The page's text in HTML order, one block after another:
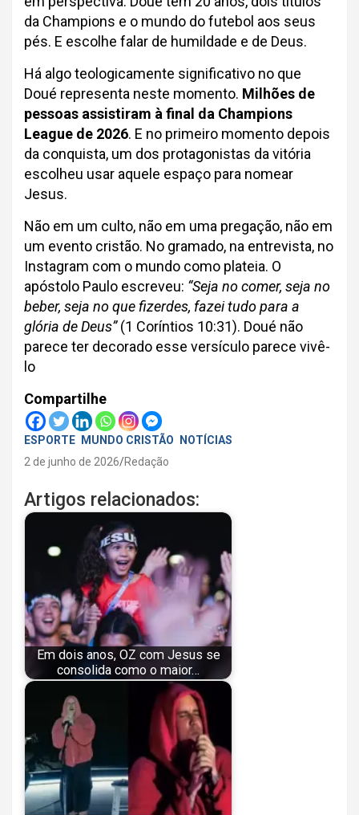
da Champions e o mundo do futebol aos seus
pés. E escolhe falar de humildade e de Deus.
Há algo teologicamente significativo no que
Doué representa neste momento. Milhões de
pessoas assistiram à final da Champions
League de 2026. E no primeiro momento depois
da conquista, um dos protagonistas da vitória
escolheu usar aquele espaço para nomear
Jesus.
Não em um culto, não em uma pregação, não em
um evento cristão. No gramado, na entrevista, no
Instagram com o mundo como plateia. O
apóstolo Paulo escreveu: “Seja no comer, seja no
beber, seja no que fizerdes, fazei tudo para a
glória de Deus”(1 Coríntios 10:31). Doué não
parece ter decorado esse versículo parece vivê-
lo
Compartilhe
ESPORTE MUNDO CRISTÃO
NOTÍCIAS
2 de junho de 2026 Redação
Artigos relacionados:
Em dois anos, OZ com Jesus se
consolida como o maior…